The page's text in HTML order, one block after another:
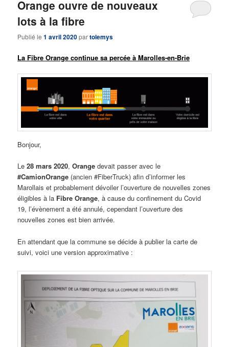
Orange ouvre de nouveaux
lots à la fibre
Publié le1 avril 2020partolemys
La Fibre Orange continue sa percée à Marolles-en-Brie
Bonjour,
Le28 mars 2020,Orange devait passer avec le
#CamionOrange (ancien #FiberTruck) afin d’informer les
Marollais et probablement dévoiler l’ouverture de nouvelles zones
éligibles à la Fibre Orange, à cause du confinement du Covid
19, l’évènement a été annulé, cependant l’ouverture des
nouvelles zones est bien arrivée.
En attendant que la commune se décide à publier la carte de
suivi, voici une version approximative :